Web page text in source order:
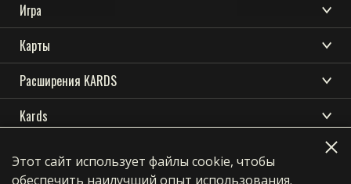
Этот сайт использует файлы cookie, чтобы
обеспечить наилучший опыт использования.
СКАЧАТЬ ПОДДЕРЖКА
НОВОСТИ
СООБЩЕСТВО
KARDS КИБЕРСПОРТ
ЯЗЫК
English 简体中文 繁體中文
Français
Deutsch
Polski Português Italiano
Игра
ЧТО ТАКОЕ KARDS
КАК ИГРАТЬ
МАГАЗИН
НАЦИИ
АКАДЕМИЯ KARDS
ЧАСТО ЗАДАВАЕМЫЕ ВОПРОСЫ
Карты
КОЛЛЕКЦИЯ
СБОРКА КОЛОДЫ
КОЛОДЫ
ДРАФТ
Расширения KARDS
ШТОРМ В ОКЕАНИИ
ТЫЛОВОЙ ФРОНТ
Kards
ПОДДЕРЖКА
Privacy Policy Terms of use